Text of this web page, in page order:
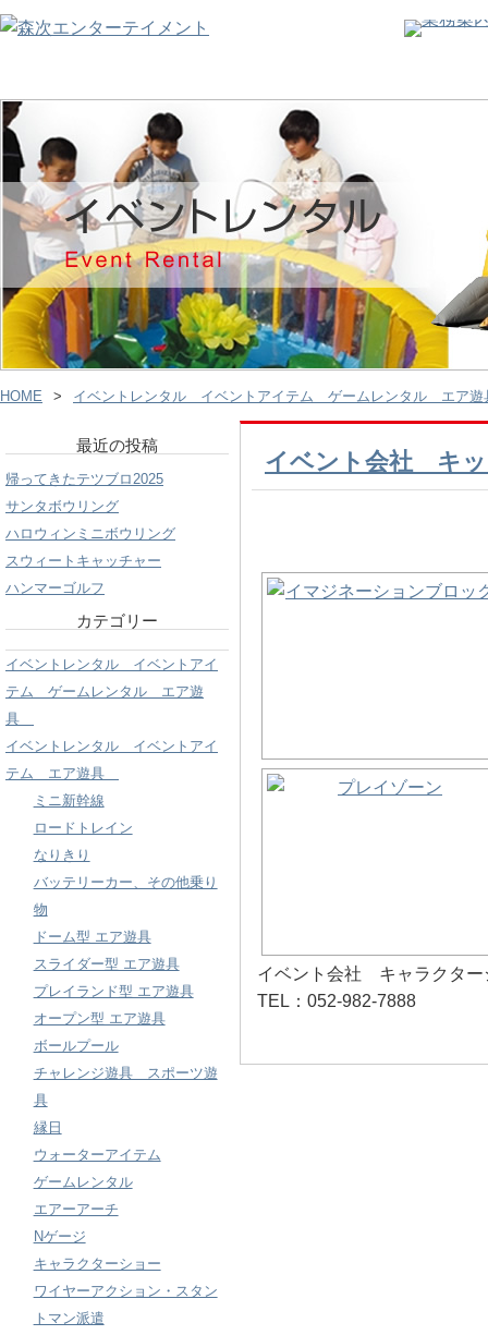
HOME イベントレンタル イベントアイテム ゲームレンタル エア
イベント会社 キ
イベント会社 キャラクター
TEL：052-982-7888
最近の投稿
帰ってきたテツブロ2025
サンタボウリング
ハロウィンミニボウリング
スウィートキャッチャー
ハンマーゴルフ
カテゴリー
イベントレンタル イベントアイ
テム ゲームレンタル エア遊
具
イベントレンタル イベントアイ
テム エア遊具
ミニ新幹線
ロードトレイン
なりきり
バッテリーカー、その他乗り
物
ドーム型 エア遊具
スライダー型 エア遊具
プレイランド型 エア遊具
オープン型 エア遊具
ボールプール
チャレンジ遊具 スポーツ遊
具
縁日
ウォーターアイテム
ゲームレンタル
エアーアーチ
Nゲージ
キャラクターショー
ワイヤーアクション・スタン
トマン派遣